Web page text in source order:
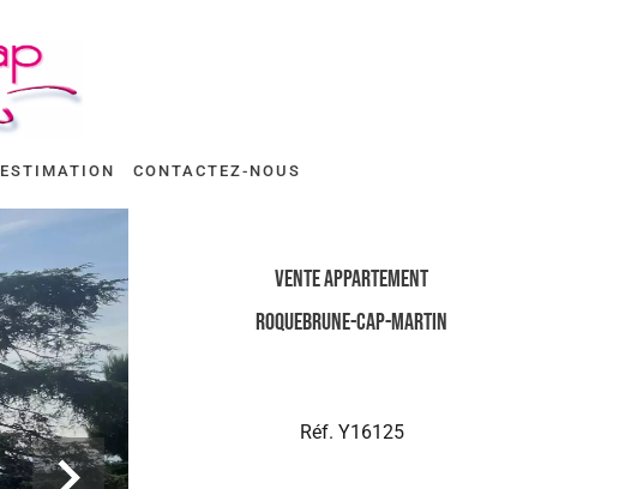
ESTIMATION CONTACTEZ-NOUS
Vente Appartement
Roquebrune-Cap-Martin
Réf. Y16125